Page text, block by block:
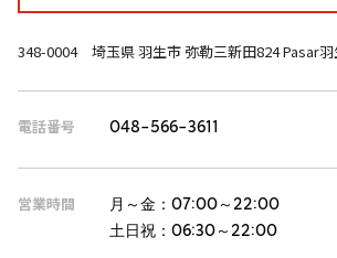
348-0004 埼玉県 羽生市 弥勒三新田824 Pasar羽
電話番号 048-566-3611
営業時間 月～金：07:00～22:00
土日祝：06:30～22:00